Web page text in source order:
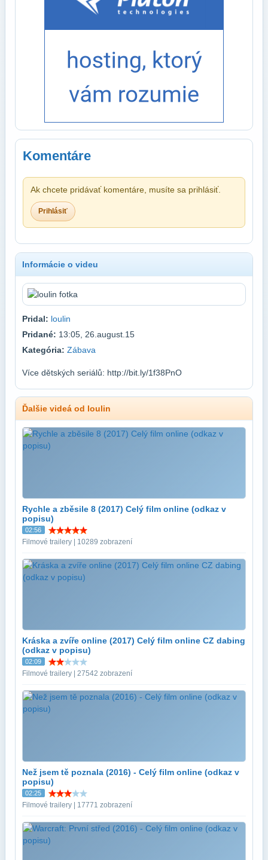
Komentáre
Ak chcete pridávať komentáre, musíte sa prihlásiť.
Prihlásiť
Informácie o videu
Pridal: loulin
Pridané: 13:05, 26.august.15
Kategória: Zábava
Více dětských seriálů: http://bit.ly/1f38PnO
Ďalšie videá od loulin
Rychle a zběsile 8 (2017) Celý film online (odkaz v
popisu)
02:56
Filmové trailery | 10289 zobrazení
Kráska a zvíře online (2017) Celý film online CZ dabing
(odkaz v popisu)
02:09
Filmové trailery | 27542 zobrazení
Než jsem tě poznala (2016) - Celý film online (odkaz v
popisu)
02:25
Filmové trailery | 17771 zobrazení